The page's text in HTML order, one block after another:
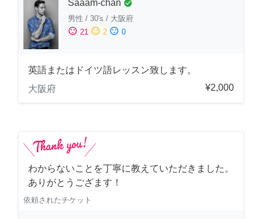
Saaam-chan check_circle
男性 / 30's / 大阪府
sentiment_satisfied 21 sentiment_neutral 2 sentiment_dissatisfied 0
英語またはドイツ語レッスン致します。
大阪府
¥2,000
わからないことを丁寧に教えていただきました。
ありがとうござます！
依頼されたチケット